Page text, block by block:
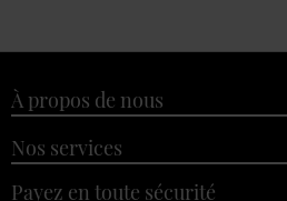
À propos de nous
Nos services
Payez en toute sécurité